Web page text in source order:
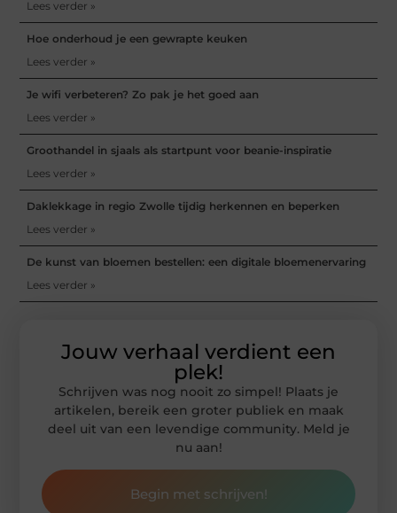
Lees verder »
Hoe onderhoud je een gewrapte keuken
Lees verder »
Je wifi verbeteren? Zo pak je het goed aan
Lees verder »
Groothandel in sjaals als startpunt voor beanie-inspiratie
Lees verder »
Daklekkage in regio Zwolle tijdig herkennen en beperken
Lees verder »
De kunst van bloemen bestellen: een digitale bloemenervaring
Lees verder »
Jouw verhaal verdient een
plek!
Schrijven was nog nooit zo simpel! Plaats je
artikelen, bereik een groter publiek en maak
deel uit van een levendige community. Meld je
nu aan!
Begin met schrijven!